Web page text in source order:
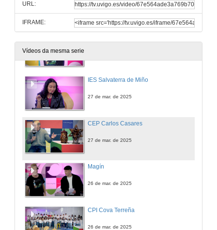
URL:
IFRAME:
Vídeos da mesma serie
26 de mar. de 2025
IES Salvaterra de Miño
27 de mar. de 2025
CEP Carlos Casares
27 de mar. de 2025
Magín
26 de mar. de 2025
CPI Cova Terreña
26 de mar. de 2025